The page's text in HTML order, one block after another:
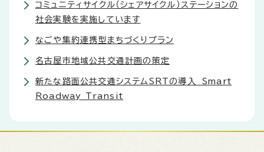
コミュニティサイクル（シェアサイクル）ステーションの
社会実験を実施しています
なごや集約連携型まちづくりプラン
名古屋市地域公共交通計画の策定
新たな路面公共交通システムSRTの導入 Smart
Roadway Transit